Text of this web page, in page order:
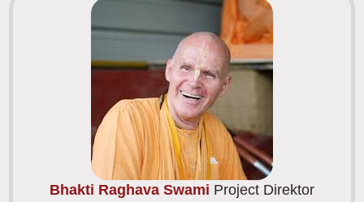
Bhakti Raghava Swami Project Direktor